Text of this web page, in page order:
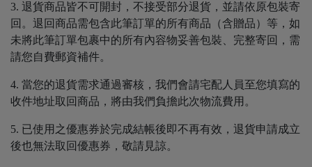
3. 退貨商品皆不可開封，不接受部分退貨，並請依原包裝寄
回。退回商品需包含此筆訂單的所有商品（含贈品）等，如
未將此筆訂單包裹中的所有內容物妥善包裝、完整寄回，需
請您自費郵資補件。
4. 當您的退貨需求通過審核，我們會請宅配人員至您填寫的
收件地址取回商品，將由我們負擔此次物流費用。
5. 已使用之優惠券於完成結帳後即不再有效，退貨申請成立
後也無法取回優惠券，敬請見諒。